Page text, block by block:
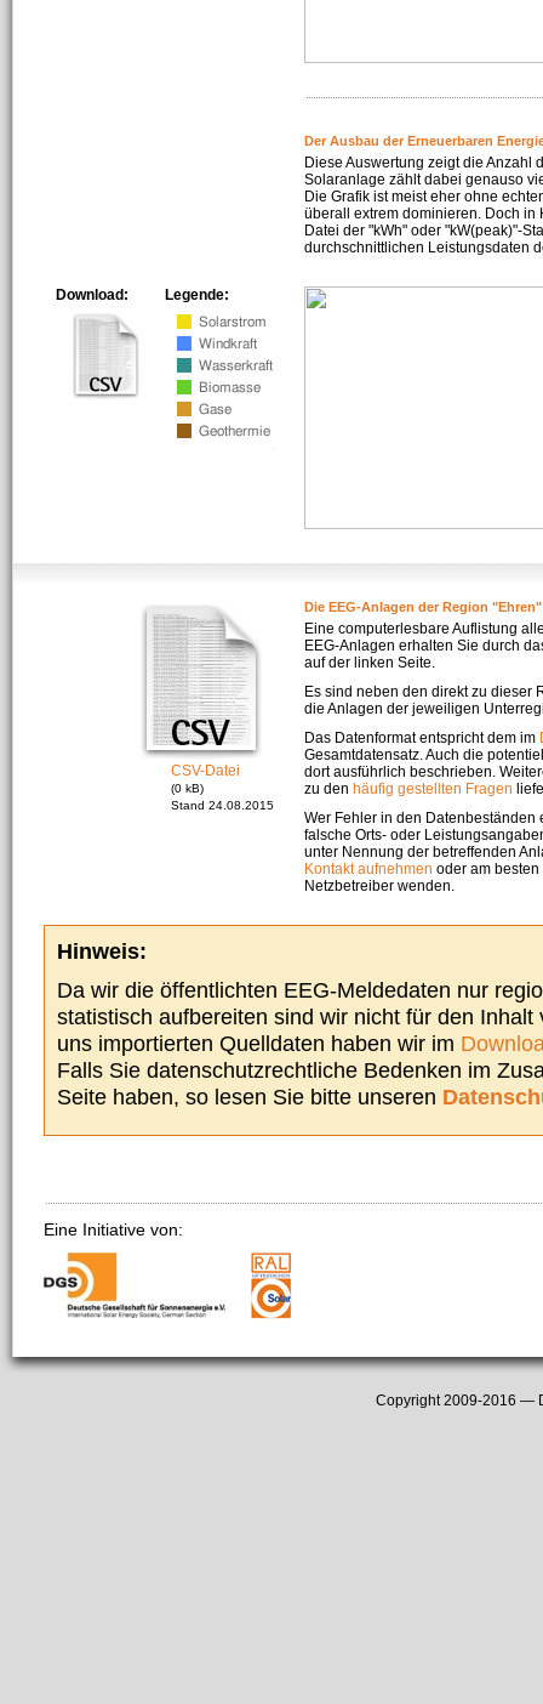
Der Ausbau der Erneuerbaren
Diese Auswertung zeigt die Anzahl
Solaranlage zählt dabei genauso
Die Grafik ist meist eher ohne
überall extrem dominieren. Doch in
Datei der "kWh" oder "kW(peak)"-
durchschnittlichen Leistungsdaten
Legende:
Download:
CSV-Datei
(0 kB)
Stand 24.08.2015
Die EEG-Anlagen der Region "Ehren"
Eine computerlesbare Auflistung
EEG-Anlagen erhalten Sie durch
auf der linken Seite.
Es sind neben den direkt zu dieser
die Anlagen der jeweiligen
Das Datenformat entspricht dem im
Gesamtdatensatz. Auch die
dort ausführlich beschrieben.
zu den häufig gestellten Fragen
Wer Fehler in den Datenbeständen
falsche Orts- oder
unter Nennung der betreffenden
Kontakt aufnehmen oder am
Netzbetreiber wenden.
Hinweis:
Da wir die öffentlichten EEG-Meldedaten nur
statistisch aufbereiten sind wir nicht für den Inhalt
uns importierten Quelldaten haben wir im
Falls Sie datenschutzrechtliche Bedenken im
Seite haben, so lesen Sie bitte unseren
Eine Initiative von:
Copyright 2009-2016 —